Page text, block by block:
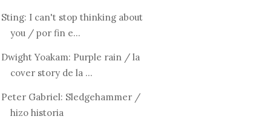
Sting: I can't stop thinking about
you / por fin e...
Dwight Yoakam: Purple rain / la
cover story de la ...
Peter Gabriel: Sledgehammer /
hizo historia